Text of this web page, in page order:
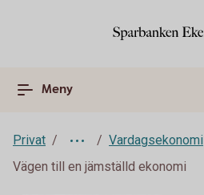
Meny
Privat
Vardagsekonomi
Vägen till en jämställd ekonomi